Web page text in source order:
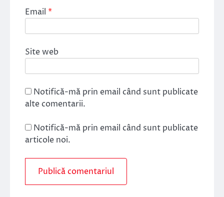
Email *
Site web
Notifică-mă prin email când sunt publicate
alte comentarii.
Notifică-mă prin email când sunt publicate
articole noi.